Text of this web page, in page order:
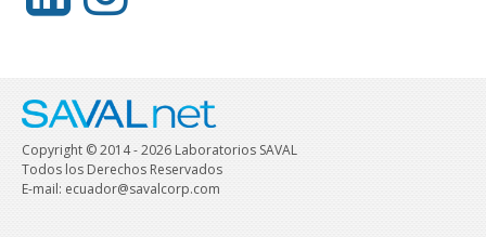
Copyright © 2014 - 2026 Laboratorios SAVAL
Todos los Derechos Reservados
E-mail: ecuador@savalcorp.com